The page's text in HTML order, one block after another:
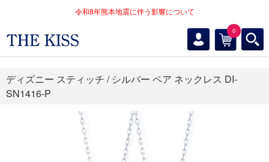
令和8年熊本地震に伴う影響について
0
ディズニー スティッチ / シルバー ペア ネックレス DI-
SN1416-P